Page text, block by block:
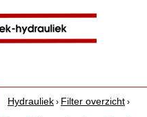
Hydrauliek › Filter overzicht ›